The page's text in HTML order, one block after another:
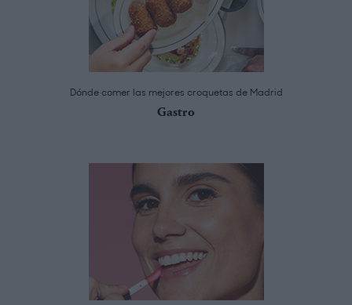
Dónde comer las mejores croquetas de Madrid
Gastro